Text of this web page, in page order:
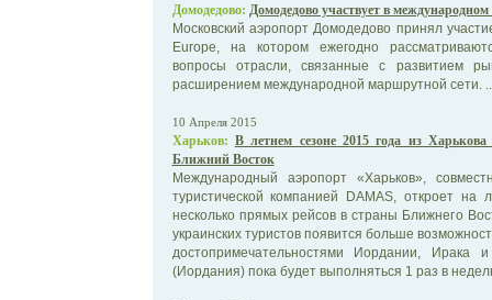
Домодедово: Домодедово участвует в
Московский аэропорт Домодедово принял
Europe, на котором ежегодно
вопросы отрасли, связанные с развитием
расширением международной маршрутной сети.
10 Апреля 2015
Харьков: В летнем сезоне 2015 года из
Ближний Восток
Международный аэропорт «Харьков»,
туристической компанией DAMAS, откроет на
несколько прямых рейсов в страны Ближнего
украинских туристов появится больше
достопримечательностями Иордании, Ирака
(Иордания) пока будет выполняться 1 раз в